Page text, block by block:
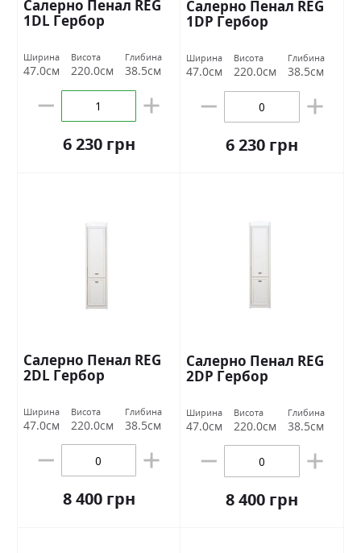
Салерно Пенал REG
1DL Гербор
Ширина
47.0см
Висота
220.0см
Глибина
38.5см
6 230 грн
Салерно Пенал REG
1DР Гербор
Ширина
47.0см
Висота
220.0см
Глибина
38.5см
6 230 грн
Салерно Пенал REG
2DL Гербор
Ширина
47.0см
Висота
220.0см
Глибина
38.5см
8 400 грн
Салерно Пенал REG
2DР Гербор
Ширина
47.0см
Висота
220.0см
Глибина
38.5см
8 400 грн